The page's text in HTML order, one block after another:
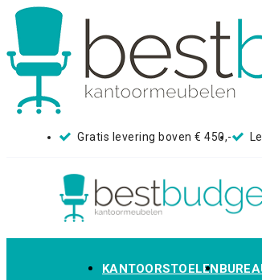
Gratis levering boven € 450,-
KANTOORSTOELEN